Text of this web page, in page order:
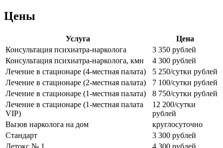
Цены
Услуга
Цена
Консультация психиатра-нарколога
3 350 рублей
Консультация психиатра-нарколога, кмн
4 300 рублей
Лечение в стационаре (4-местная палата)
5 250/сутки рублей
Лечение в стационаре (2-местная палата)
7 100/сутки рублей
Лечение в стационаре (1-местная палата)
8 750/сутки рублей
Лечение в стационаре (1-местная палата
VIP)
12 200/сутки
рублей
Вызов нарколога на дом
круглосуточно
Стандарт
3 300 рублей
Детокс № 1
4 300 рублей